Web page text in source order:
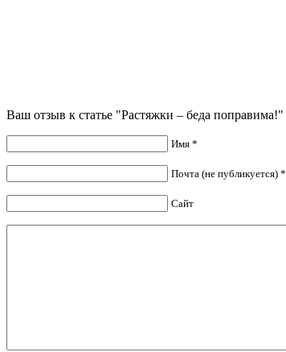
Ваш отзыв к статье "Растяжки – беда поправима!"
Имя *
Почта (не публикуется) *
Сайт